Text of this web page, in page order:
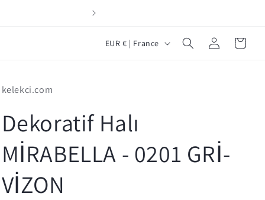
/
r
g
EUR € | France Connexion Panier
kelekci.com
Dekoratif Halı
MİRABELLA - 0201 GRİ-
VİZON